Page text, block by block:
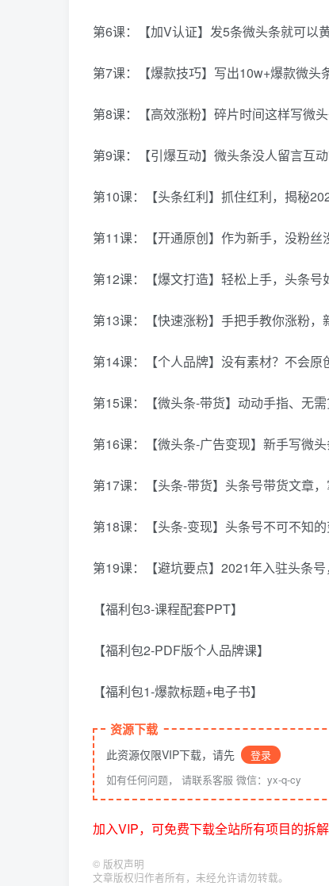
第6课：【加V认证】发5条微头条就可以
第7课：【爆款技巧】写出10w+爆款微头
第8课：【高效涨粉】碎片时间这样写微
第9课：【引爆互动】微头条没人留言互
第10课：【头条红利】抓住红利，揭秘
第11课：【开通原创】作为新手，没粉丝
第12课：【爆文打造】轻松上手，头条号
第13课：【快速涨粉】手把手教你涨粉，
第14课：【个人品牌】没有素材？不会原
第15课：【微头条-带货】动动手指、无
第16课：【微头条-广告变现】新手写微
第17课：【头条-带货】头条号带货文章，
第18课：【头条-变现】头条号不可不知
第19课：【避坑要点】2021年入驻头条号
【福利包3-课程配套PPT】
【福利包2-PDF版个人品牌课】
【福利包1-爆款标题+电子书】
资源下载
此资源仅限VIP下载，请先
登录
如有任何问题， 请联系客服 微信：yx-q-cy
加入VIP，可免费下载全站所有项目的拆
© 版权声明
文章版权归作者所有，未经允许请勿转载。